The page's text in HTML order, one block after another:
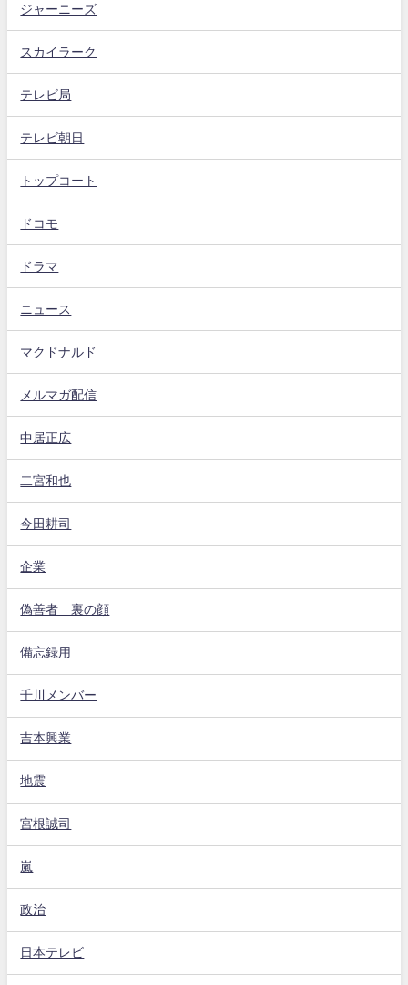
ジャーニーズ
スカイラーク
テレビ局
テレビ朝日
トップコート
ドコモ
ドラマ
ニュース
マクドナルド
メルマガ配信
中居正広
二宮和也
今田耕司
企業
偽善者 裏の顔
備忘録用
千川メンバー
吉本興業
地震
宮根誠司
嵐
政治
日本テレビ